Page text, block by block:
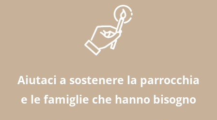
Aiutaci a sostenere la parrocchia
e le famiglie che hanno bisogno